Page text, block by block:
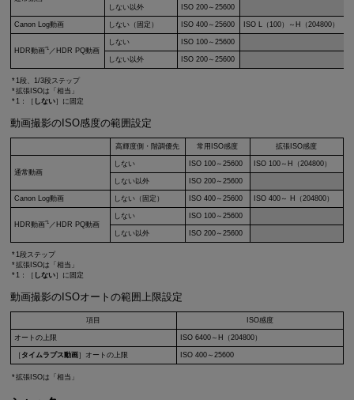
しない以外 ISO 200～25600
Canon Log動画 しない（固定） ISO 400～25600 ISO L（100）～H（204800）
HDR動画*1 ／HDR PQ動画
しない ISO 100～25600
しない以外 ISO 200～25600
1段、1/3段ステップ
拡張ISOは「相当」
1：［ しない ］に固定
動画撮影のISO感度の範囲設定
高輝度側・階調優先 常用ISO感度 拡張ISO感度
通常動画
しない ISO 100～25600 ISO 100～H（204800）
しない以外 ISO 200～25600
Canon Log動画 しない（固定） ISO 400～25600 ISO 400～ H（204800）
HDR動画*1 ／HDR PQ動画
しない ISO 100～25600
しない以外 ISO 200～25600
1段ステップ
拡張ISOは「相当」
1：［ しない ］に固定
動画撮影のISOオートの範囲上限設定
項目 ISO感度
オートの上限 ISO 6400～H（204800）
［ タイムラプス動画 ］オートの上限 ISO 400～25600
拡張ISOは「相当」